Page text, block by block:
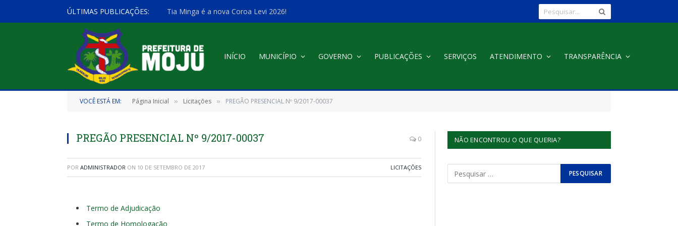
ÚLTIMAS PUBLICAÇÕES: Tia Minga é a nova Coroa Levi 2026!
INÍCIO MUNICÍPIO GOVERNO PUBLICAÇÕES SERVIÇOS ATENDIMENTO TRANSPARÊNCIA
VOCÊ ESTÁ EM: Página Inicial » Licitações » PREGÃO PRESENCIAL Nº 9/2017-00037
PREGÃO PRESENCIAL Nº 9/2017-00037 0
POR ADMINISTRADOR ON 10 DE SETEMBRO DE 2017 LICITAÇÕES
Termo de Adjudicação
Termo de Homologação
NÃO ENCONTROU O QUE QUERIA?